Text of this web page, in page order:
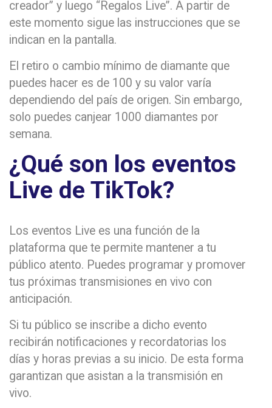
creador” y luego “Regalos Live”. A partir de
este momento sigue las instrucciones que se
indican en la pantalla.
El retiro o cambio mínimo de diamante que
puedes hacer es de 100 y su valor varía
dependiendo del país de origen. Sin embargo,
solo puedes canjear 1000 diamantes por
semana.
¿Qué son los eventos
Live de TikTok?
Los eventos Live es una función de la
plataforma que te permite mantener a tu
público atento. Puedes programar y promover
tus próximas transmisiones en vivo con
anticipación.
Si tu público se inscribe a dicho evento
recibirán notificaciones y recordatorias los
días y horas previas a su inicio. De esta forma
garantizan que asistan a la transmisión en
vivo.